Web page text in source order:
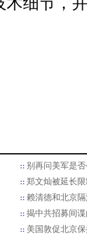
别再问美军是
郑文灿被延长
赖清德和北京
揭中共招募间
美国敦促北京